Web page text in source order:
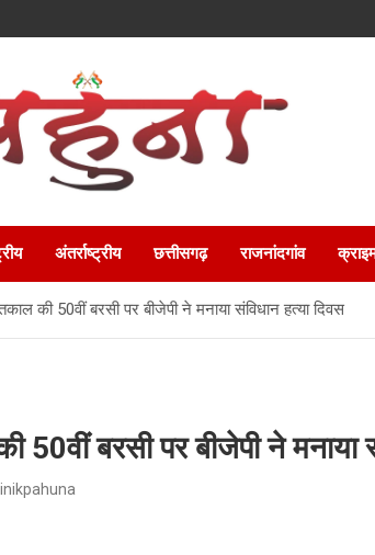
अंतर्राष्ट्रीय छत्तीसगढ़ राजनांदगांव
की 50वीं बरसी पर बीजेपी ने मनाया संविधान हत्या दिवस
50वीं बरसी पर बीजेपी ने मनाया